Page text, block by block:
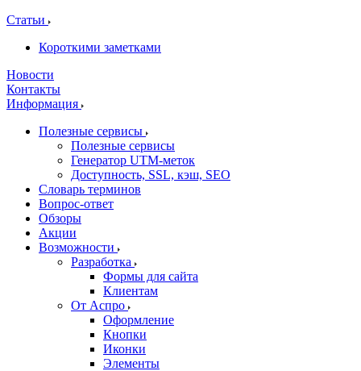
Статьи
Короткими заметками
Новости
Контакты
Информация
Полезные сервисы
Полезные сервисы
Генератор UTM‑меток
Доступность, SSL, кэш, SEO
Словарь терминов
Вопрос-ответ
Обзоры
Акции
Возможности
Разработка
Формы для сайта
Клиентам
От Аспро
Оформление
Кнопки
Иконки
Элементы